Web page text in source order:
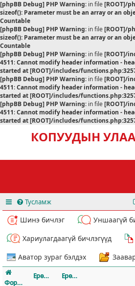
[phpBB Debug] PHP Warning: in file[ROOT]/
sizeof(): Parameter must be an array or an
Countable
[phpBB Debug] PHP Warning: in file[ROOT]/
sizeof(): Parameter must be an array or an
Countable
[phpBB Debug] PHP Warning: in file[ROOT]/
4511:Cannot modify header information -
started at [ROOT]/includes/
[phpBB Debug] PHP Warning: in file[ROOT]/
4511:Cannot modify header information -
started at [ROOT]/includes/
[phpBB Debug] PHP Warning: in file[ROOT]/
4511:Cannot modify header information -
started at [ROOT]/includes/
КОПУУДЫН
Тусламж
Шинэ бичлэг
Уншаагүй
Хариулагдаагүй бичлэгүүд
Аватор зураг бэлдэх
Форумын
Ерөнхий
Ерөнхий